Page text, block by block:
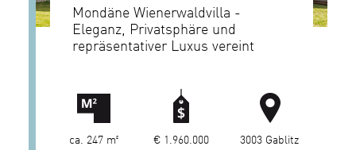
Mondäne Wienerwaldvilla -
Eleganz, Privatsphäre und
repräsentativer Luxus vereint
ca. 247 m² € 1.960.000 3003 Gablitz